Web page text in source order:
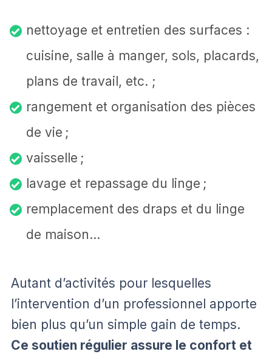
nettoyage et entretien des surfaces :
cuisine, salle à manger, sols, placards,
plans de travail, etc. ;
rangement et organisation des pièces
de vie ;
vaisselle ;
lavage et repassage du linge ;
remplacement des draps et du linge
de maison…
Autant d’activités pour lesquelles
l’intervention d’un professionnel apporte
bien plus qu’un simple gain de temps.
Ce soutien régulier assure le confort et